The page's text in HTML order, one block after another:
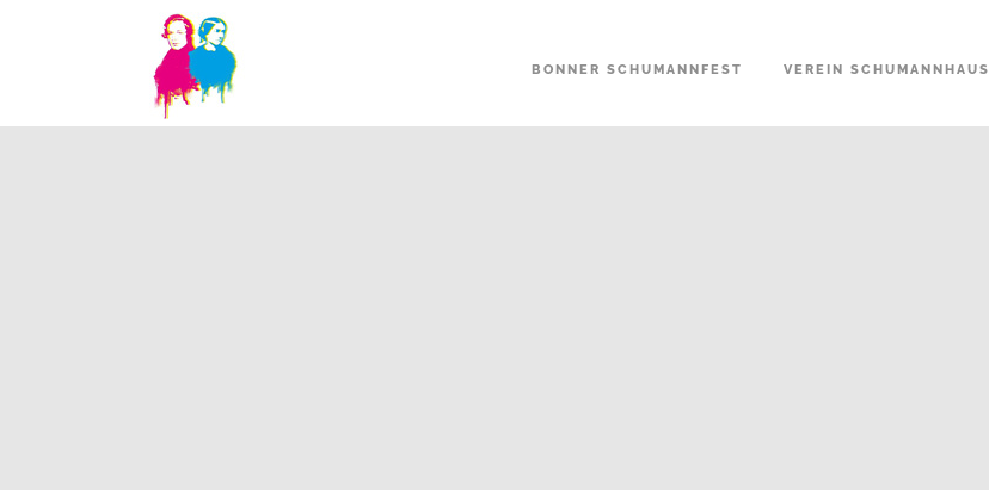
BONNER SCHUMANNFEST VEREIN SCHUMANNHAUS